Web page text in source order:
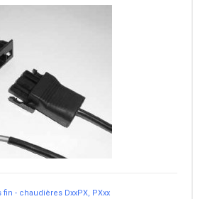
- chaudières DxxPX, PXxx